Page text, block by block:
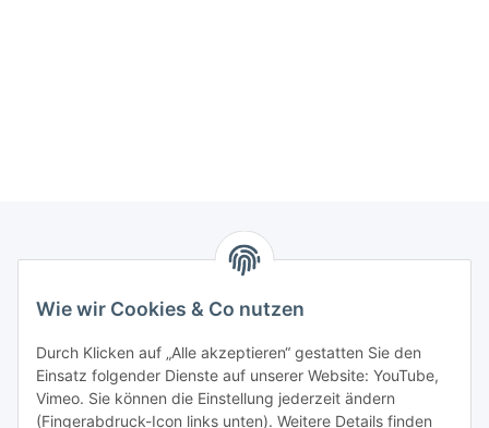
PROMADENT UG
Im Nordfeld 13
Wie wir Cookies & Co nutzen
Durch Klicken auf „Alle akzeptieren“ gestatten Sie den
Einsatz folgender Dienste auf unserer Website: YouTube,
Vimeo. Sie können die Einstellung jederzeit ändern
(Fingerabdruck-Icon links unten). Weitere Details finden